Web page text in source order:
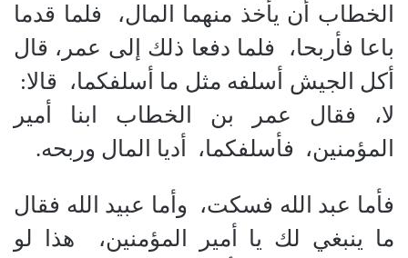
الخطاب أن يأخذ منهما المال،
فلما قدما
باعا فأربحا،
فلما دفعا ذلك إلى عمر، قال
أكل الجيش أسلفه مثل ما أسلفكما، قالا:
لا، فقال عمر بن الخطاب ابنا أمير
المؤمنين، فأسلفكما، أديا المال وربحه.
فأما عبد الله فسكت، وأما عبيد الله فقال
ما ينبغي لك يا أمير المؤمنين،
هذا لو